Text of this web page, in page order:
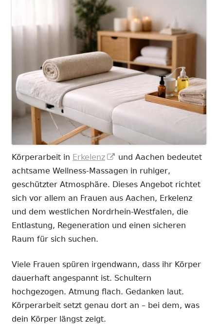
Körperarbeit in Erkelenz
In
neuem
Fenster
öffnen
und Aachen bedeutet
achtsame Wellness-Massagen in ruhiger,
geschützter Atmosphäre. Dieses Angebot richtet
sich vor allem an Frauen aus Aachen, Erkelenz
und dem westlichen Nordrhein-Westfalen, die
Entlastung, Regeneration und einen sicheren
Raum für sich suchen.
Viele Frauen spüren irgendwann, dass ihr Körper
dauerhaft angespannt ist. Schultern
hochgezogen. Atmung flach. Gedanken laut.
Körperarbeit setzt genau dort an – bei dem, was
dein Körper längst zeigt.